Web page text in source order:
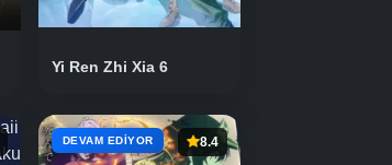
Yi Ren Zhi Xia 6
DEVAM EDIYOR 8.4